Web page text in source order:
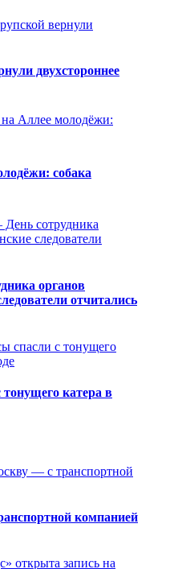
двухстороннее
собака
органов
отчитались
катера в
компанией